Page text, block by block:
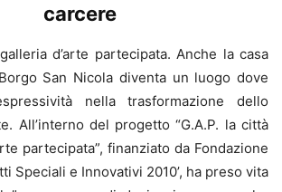
carcere
d’arte partecipata. Anche la casa
San Nicola diventa un luogo dove
nella trasformazione dello
All’interno del progetto “G.A.P. la città
partecipata”, finanziato da Fondazione
Speciali e Innovativi 2010’, ha preso vita